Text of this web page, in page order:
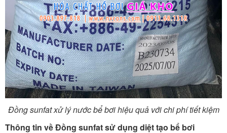
Đồng sunfat xử lý nước bể bơi hiệu quả với chi phí tiết kiệm
Thông tin về Đồng sunfat sử dụng diệt tạo bể bơi